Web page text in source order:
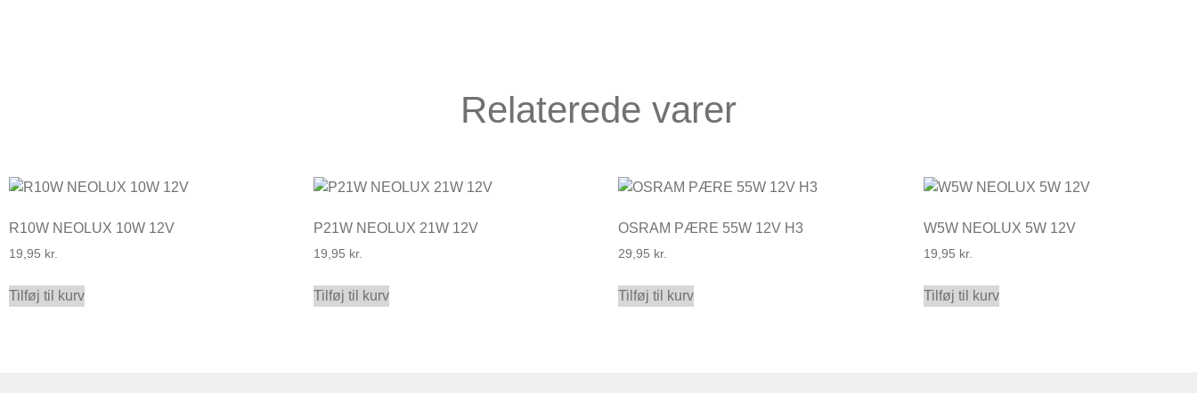
Relaterede varer
R10W NEOLUX 10W 12V
19,95 kr.
Tilføj til kurv
P21W NEOLUX 21W 12V
19,95 kr.
Tilføj til kurv
OSRAM PÆRE 55W 12V H3
29,95 kr.
Tilføj til kurv
W5W NEOLUX 5W 12V
19,95 kr.
Tilføj til kurv